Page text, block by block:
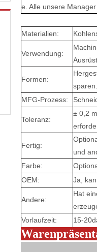
e. Alle unsere
Materialien:
Verwendung:
Formen:
sparen.
MFG-Prozess:
Toleranz:
± 0,2
Fertig:
und
Farbe:
OEM:
Ja,
Andere:
Hat
Vorlaufzeit:
15-